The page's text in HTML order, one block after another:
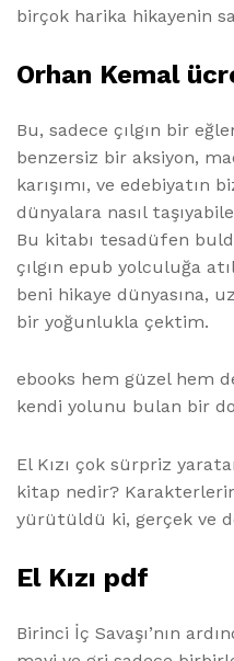
birçok harika hikayenin
Orhan Kemal
Bu, sadece çılgın bir
benzersiz bir aksiyon,
karışımı, ve edebiyatın
dünyalara nasıl
Bu kitabı tesadüfen
çılgın epub yolculuğa
beni hikaye dünyasına,
bir yoğunlukla çektim.
ebooks hem güzel hem
kendi yolunu bulan bir
El Kızı çok sürpriz
kitap nedir?
yürütüldü ki, gerçek ve
El Kızı pdf
Birinci İç Savaşı’nın